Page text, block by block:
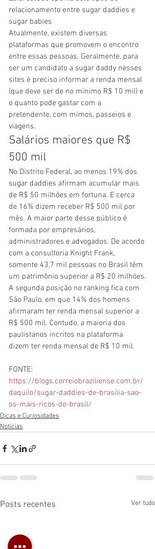
relacionamento entre sugar daddies e
sugar babies
Atualmente, existem diversas
plataformas que promovem o encontro
entre essas pessoas. Geralmente, para
ser um candidato a sugar daddy nesses
sites é preciso informar a renda mensal
(que deve ser de no mínimo R$ 10 mil) e
o quanto pode gastar com a
pretendente, com mimos, passeios e
viagens.
Salários maiores que R$
500 mil
No Distrito Federal, ao menos 19% dos
sugar daddies afirmam acumular mais
de R$ 50 milhões em fortuna. E cerca
de 16% dizem receber R$ 500 mil por
mês. A maior parte desse público é
formada por empresários,
administradores e advogados. De acordo
com a consultoria Knight Frank,
somente 43,7 mil pessoas no Brasil têm
um patrimônio superior a R$ 20 milhões.
A segunda posição no ranking fica com
São Paulo, em que 14% dos homens
afirmaram ter renda mensal superior a
R$ 500 mil. Contudo, a maioria dos
paulistanos incritos na plataforma
dizem ter renda mensal de R$ 10 mil.
FONTE:
https://blogs.correiobraziliense.com.br/
daquilo/sugar-daddies-de-brasilia-sao-
os-mais-ricos-do-brasil/
Dicas e Curiosidades
Noticias
Posts recentes Ver tudo